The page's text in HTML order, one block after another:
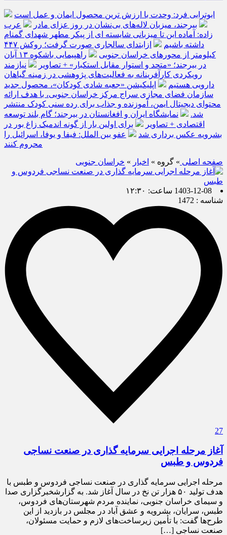
ابوترابی فرد: وحدت با ارزش ترین محصول ایمان و عمل است
بیرجند، میزبان لاله‌های بی‌نشان در روز عزای مادر
عرب
زاده: آماده این تا میزبانی شایسته ای از پیکر مطهر شهدای گمنام
داشته باشیم
ازابتدای سالجاری صورت گرفت؛ روکش ۴۴۷
کیلومتر از محورهای خراسان جنوبی
راهپیمایی باشکوه ۱۳ آبان
در بیرجند؛ «متحد و استوار مقابل استکبار» + تصاویر
نیازمند
رویکردی کارآفرینانه به فعالیت‌های پژوهشی در زمینه گیاهان
دارویی هستیم
اپلیکیشن «جعبه شادی کودکان»، محصول جدید
سازمان فضای مجازی سراج مرکز خراسان جنوبی، با هدف ارائه
محتوای دیجیتال ایمن، آموزنده و جذاب برای رده سنی کودک منتشر
شد.
نمایشگاه ایران و افغانستان در بیرجند؛ گام بلند توسعه
اقتصادی + تصاویر
برای اولین بار از گونه اندمیک زاغ بور در
بشرویه عکس برداری شد
عفو بین الملل: فیفا و یوفا، اسرائیل را
محروم کنند
صفحه اصلی » گروه » اخبار » خراسان جنوبی
1403-12-08 ساعت: ۱۲:۳۰
شناسه : 1472
27
آغاز مرحله اجرایی سرمایه گذاری در صنعت نساجی
فردوس و طبس
مرحله اجرایی سرمایه گذاری در صنعت نساجی فردوس و طبس با
هدف تولید ۵۰ هزار تن نخ در سال آغاز شد. به گزارشخبرگزاری صدا
و سیمای خراسان جنوبی، نماینده مردم شهرستان‌های فردوس،
طبس، سرایان، بشرویه و عشق آباد در مجلس در بازدید از این
طرح‌ها گفت: با تأمین زیرساخت‌های لازم و حمایت مسئولان،
صنعت نساجی […]